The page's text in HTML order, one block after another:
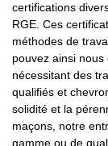
certifications
RGE. Ces
méthodes de
pouvez ainsi
nécessitant des
qualifiés et
solidité et la
maçons, notre
gamme ou de